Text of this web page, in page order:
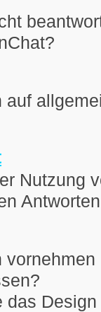
auf
Nutzung
das